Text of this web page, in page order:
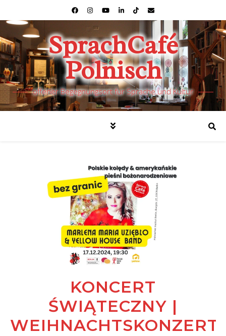
SprachCafé
Polnisch
offener Begegnungsort für Sprache und Kultur
KONCERT
ŚWIĄTECZNY |
WEIHNACHTSKONZERT